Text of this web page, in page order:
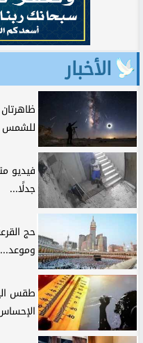
الأخبار
للشمس
فيديو
جدلًا...
وموعد...
طقس